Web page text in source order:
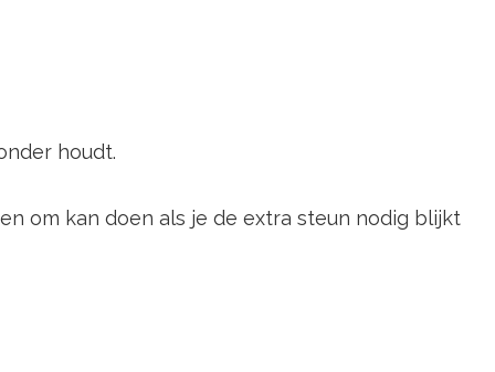
houdt.
om kan doen als je de extra steun nodig blijkt